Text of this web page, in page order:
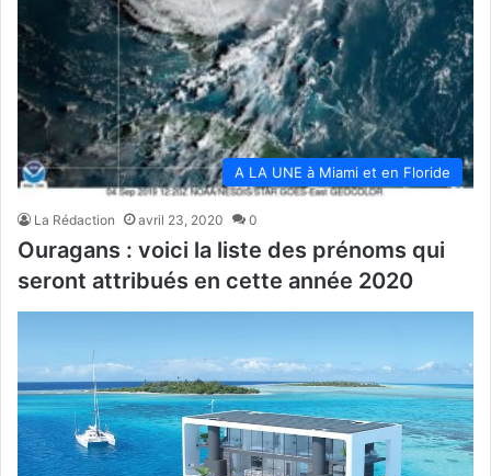
A LA UNE à Miami et en Floride
La Rédaction avril 23, 2020 0
Ouragans : voici la liste des prénoms qui
seront attribués en cette année 2020